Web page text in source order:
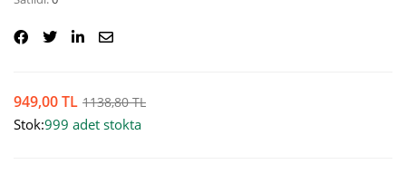
949,00TL 1138,80TL
Stok:999 adet stokta